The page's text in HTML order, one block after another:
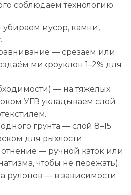
соблюдаем технологию.
убираем мусор, камни,
— срезаем или
микроуклон 1–2% для
— на тяжёлых
УГВ укладываем слой
грунта — слой 8–15
для рыхлости.
— ручной каток или
чтобы не пережать).
рулонов — в зависимости